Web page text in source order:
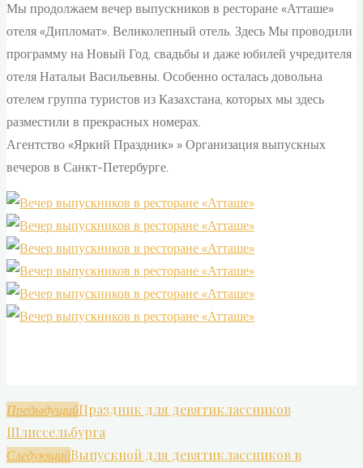
Мы продолжаем вечер выпускников в ресторане «Атташе»
отеля «Дипломат». Великолепный отель. Здесь Мы проводили
программу на Новый Год, свадьбы и даже юбилей учредителя
отеля Натальи Васильевны. Особенно осталась довольна
отелем группа туристов из Казахстана, которых мы здесь
разместили в прекрасных номерах.
Агентство «Яркий Праздник» » Организация выпускных
вечеров в Санкт-Петербурге.
ПредыдущийПраздник для девятиклассников
Шлиссельбурга
СледующийВыпускной для девятиклассников в